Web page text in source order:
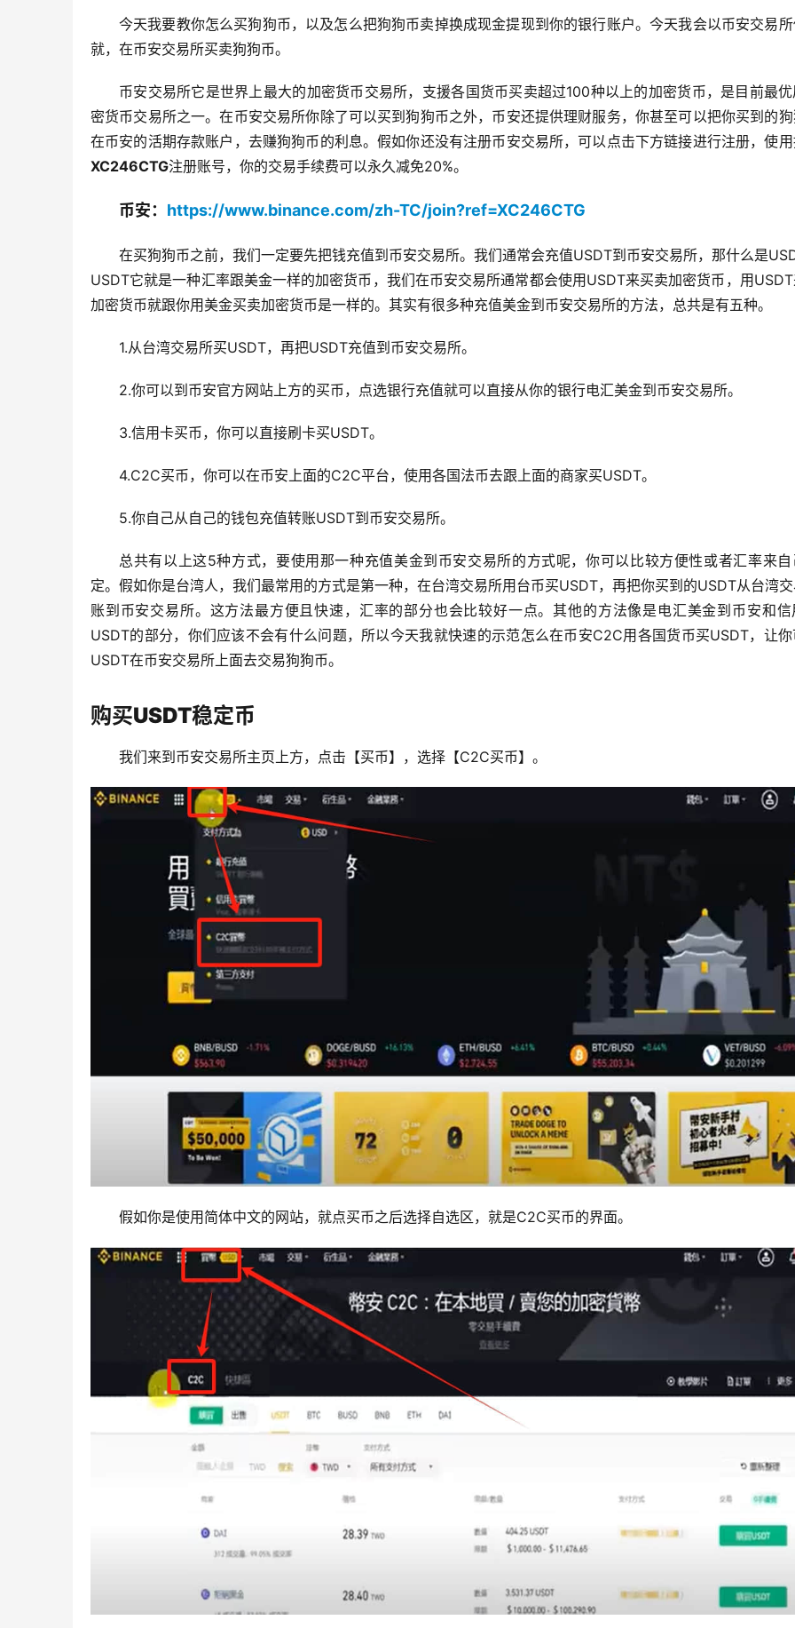
今天我要教你怎么买狗狗币，以及怎么把狗狗币卖掉换成现金提现到你的银行账户。今天我会以币安交易
就，在币安交易所买卖狗狗币。
币安交易所它是世界上最大的加密货币交易所，支援各国货币买卖超过100种以上的加密货币，是目前最
密货币交易所之一。在币安交易所你除了可以买到狗狗币之外，币安还提供理财服务，你甚至可以把你买到的
在币安的活期存款账户，去赚狗狗币的利息。假如你还没有注册币安交易所，可以点击下方链接进行注册，使
XC246CTG注册账号，你的交易手续费可以永久减免20%。
币安： https://www.binance.com/zh-TC/join?ref=XC246CTG
在买狗狗币之前，我们一定要先把钱充值到币安交易所。我们通常会充值USDT到币安交易所，那什么是
USDT它就是一种汇率跟美金一样的加密货币，我们在币安交易所通常都会使用USDT来买卖加密货币，用
加密货币就跟你用美金买卖加密货币是一样的。其实有很多种充值美金到币安交易所的方法，总共是有五种。
1.从台湾交易所买USDT，再把USDT充值到币安交易所。
2.你可以到币安官方网站上方的买币，点选银行充值就可以直接从你的银行电汇美金到币安交易所。
3.信用卡买币，你可以直接刷卡买USDT。
4.C2C买币，你可以在币安上面的C2C平台，使用各国法币去跟上面的商家买USDT。
5.你自己从自己的钱包充值转账USDT到币安交易所。
总共有以上这5种方式，要使用那一种充值美金到币安交易所的方式呢，你可以比较方便性或者汇率来
定。假如你是台湾人，我们最常用的方式是第一种，在台湾交易所用台币买USDT，再把你买到的USDT从台湾
账到币安交易所。这方法最方便且快速，汇率的部分也会比较好一点。其他的方法像是电汇美金到币安和信
USDT的部分，你们应该不会有什么问题，所以今天我就快速的示范怎么在币安C2C用各国货币买USDT，让
USDT在币安交易所上面去交易狗狗币。
购买USDT稳定币
我们来到币安交易所主页上方，点击【买币】，选择【C2C买币】。
假如你是使用简体中文的网站，就点买币之后选择自选区，就是C2C买币的界面。